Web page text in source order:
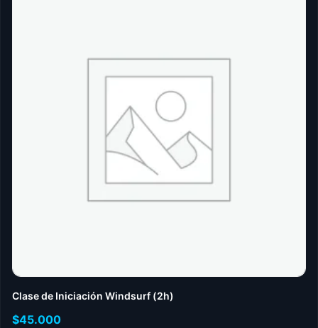
Clase de Iniciación Windsurf (2h)
$45.000